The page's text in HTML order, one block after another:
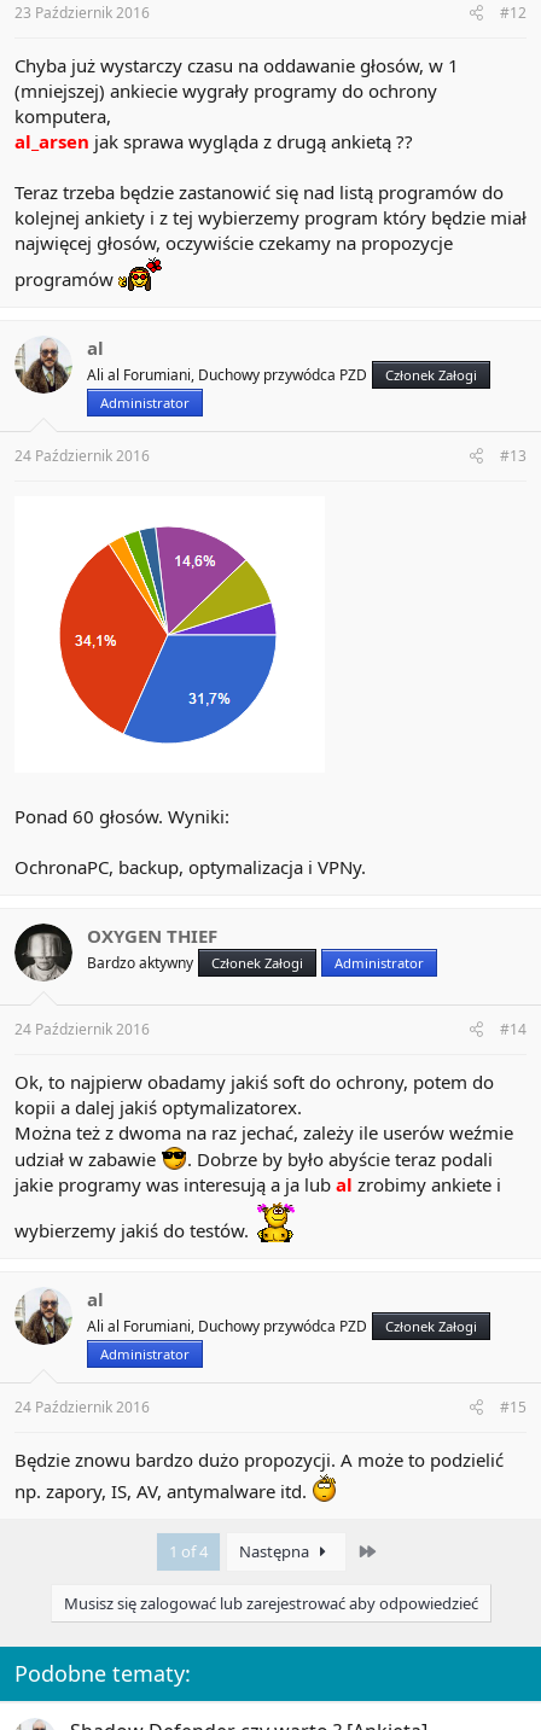
23 Październik 2016 #12
Chyba już wystarczy czasu na oddawanie głosów, w 1
(mniejszej) ankiecie wygrały programy do ochrony
komputera,
al_arsen jak sprawa wygląda z drugą ankietą ??
Teraz trzeba będzie zastanowić się nad listą programów do
kolejnej ankiety i z tej wybierzemy program który będzie miał
najwięcej głosów, oczywiście czekamy na propozycje
programów
al
Ali al Forumiani, Duchowy przywódca PZD
Członek Załogi
Administrator
24 Październik 2016 #13
Ponad 60 głosów. Wyniki:
OchronaPC, backup, optymalizacja i VPNy.
OXYGEN THIEF
Bardzo aktywny Członek Załogi Administrator
24 Październik 2016 #14
Ok, to najpierw obadamy jakiś soft do ochrony, potem do
kopii a dalej jakiś optymalizatorex.
Można też z dwoma na raz jechać, zależy ile userów weźmie
udział w zabawie
. Dobrze by było abyście teraz podali
jakie programy was interesują a ja lub al zrobimy ankiete i
wybierzemy jakiś do testów.
al
Ali al Forumiani, Duchowy przywódca PZD
Członek Załogi
Administrator
24 Październik 2016 #15
Będzie znowu bardzo dużo propozycji. A może to podzielić
np. zapory, IS, AV, antymalware itd.
1 of 4 Następna
Musisz się zalogować lub zarejestrować aby odpowiedzieć
Podobne tematy: